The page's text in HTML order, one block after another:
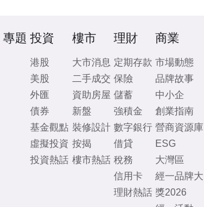
專題 投資
港股
美股
外匯
債券
基金觀點
虛擬投資
投資熱話
樓市
大市消息
二手成交
資助房屋
新盤
裝修設計
按揭
樓市熱話
理財
定期存款
保險
儲蓄
強積金
數字銀行
借貸
稅務
信用卡
理財熱話
商業
市場動態
品牌故事
中小企
創業指南
營商資源庫
ESG
大灣區
經一品牌大
獎2026